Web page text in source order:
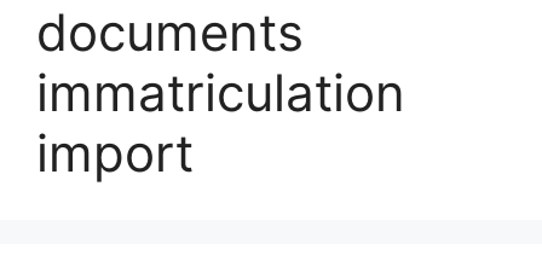
documents
immatriculation
import